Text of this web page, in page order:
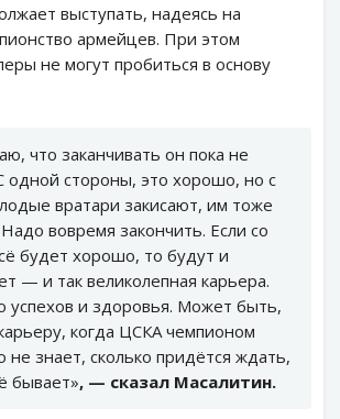
выступать, надеясь на
армейцев. При этом
не могут пробиться в основу
что заканчивать он пока не
одной стороны, это хорошо, но с
вратари закисают, им тоже
вовремя закончить. Если со
будет хорошо, то будут и
— и так великолепная карьера.
и здоровья. Может быть,
когда ЦСКА чемпионом
не знает, сколько придётся ждать,
бывает», — сказал Масалитин.